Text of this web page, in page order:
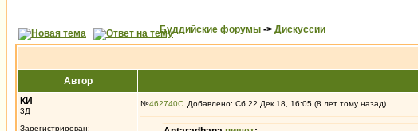
Буддийские форумы -> Дискуссии
Автор
КИ
3Д
Зарегистрирован:
№462740 Добавлено: Сб 22 Дек 18, 16:05 (8 лет тому назад)